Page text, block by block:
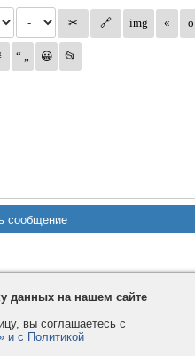
Privacy и Cookie
Помощь
данных на нашем сайте
вы соглашаетесь с
и с Политикой